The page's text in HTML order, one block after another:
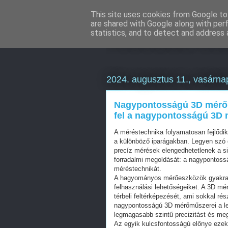
Weboldal
2024. augusztus 11.,
Nagypontosságú 3D
fel a nagypontosságú 3D
A méréstechnika folyamatosan
a különböző iparágakban. Legyen
precíz mérések elengedhetetlenek a
forradalmi megoldását: a
méréstechnikát.
A hagyományos mérőeszközök
felhasználási lehetőségeiket. A 3D
térbeli feltérképezését, ami sokkal
nagypontosságú 3D mérőműszerei a
legmagasabb szintű precizitást és
Az egyik kulcsfontosságú előnye
This site uses cookies from Google
are shared with Google along with
statistics, and to detect and address